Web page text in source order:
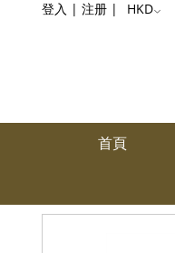
登入 | 注册 | HKD
首頁